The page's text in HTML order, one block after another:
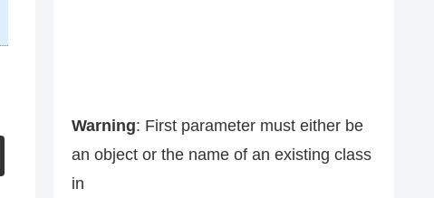
Warning: First parameter must either be
an object or the name of an existing class
in